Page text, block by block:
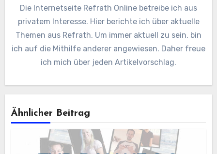
Die Internetseite Refrath Online betreibe ich aus
privatem Interesse. Hier berichte ich über aktuelle
Themen aus Refrath. Um immer aktuell zu sein, bin
ich auf die Mithilfe anderer angewiesen. Daher freue
ich mich über jeden Artikelvorschlag.
Ähnlicher Beitrag